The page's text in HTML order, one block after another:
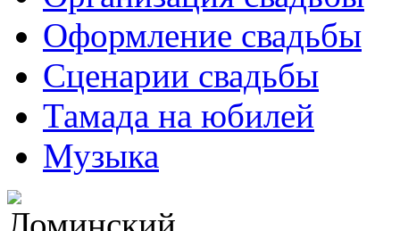
Оформление свадьбы
Сценарии свадьбы
Тамада на юбилей
Музыка